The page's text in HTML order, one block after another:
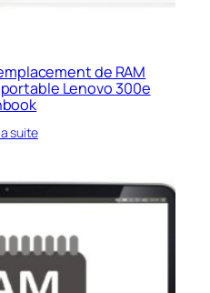
de RAM
Lenovo 300e
suite